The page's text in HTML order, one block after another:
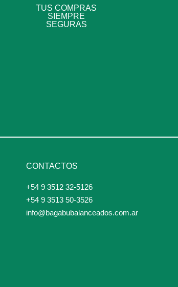
TUS COMPRAS
SIEMPRE
SEGURAS
CONTACTOS
+54 9 3512 32-5126
+54 9 3513 50-3526
info@bagabubalanceados.com.ar